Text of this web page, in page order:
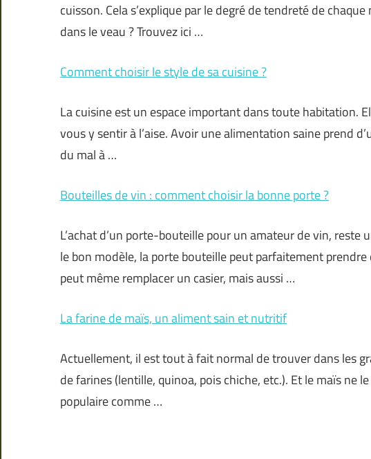
cuisson. Cela s’explique par le degré de tendreté de
dans le veau ? Trouvez ici …
Comment choisir le style de sa cuisine ?
La cuisine est un espace important dans toute habitation.
vous y sentir à l’aise. Avoir une alimentation saine prend
du mal à …
Bouteilles de vin : comment choisir la bonne porte ?
L’achat d’un porte-bouteille pour un amateur de vin,
le bon modèle, la porte bouteille peut parfaitement
peut même remplacer un casier, mais aussi …
La farine de maïs, un aliment sain et nutritif
Actuellement, il est tout à fait normal de trouver dans les
de farines (lentille, quinoa, pois chiche, etc.). Et le maïs ne
populaire comme …